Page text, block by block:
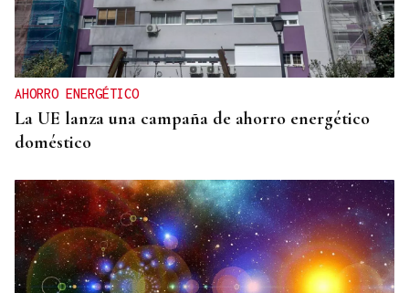
AHORRO ENERGÉTICO
La UE lanza una campaña de ahorro energético
doméstico